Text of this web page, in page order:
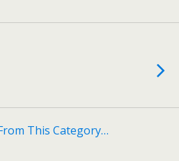
This Category…